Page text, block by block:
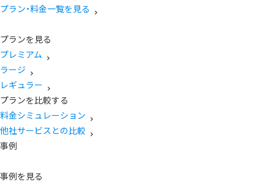
プラン・料金一覧を見る
プランを見る
プレミアム
ラージ
レギュラー
プランを比較する
料金シミュレーション
他社サービスとの比較
事例
事例を見る